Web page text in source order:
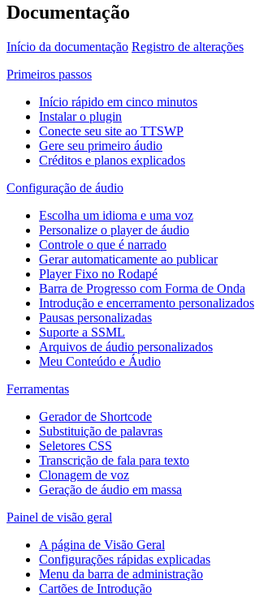
Documentação
Início da documentação Registro de alterações
Primeiros passos
Início rápido em cinco minutos
Instalar o plugin
Conecte seu site ao TTSWP
Gere seu primeiro áudio
Créditos e planos explicados
Configuração de áudio
Escolha um idioma e uma voz
Personalize o player de áudio
Controle o que é narrado
Gerar automaticamente ao publicar
Player Fixo no Rodapé
Barra de Progresso com Forma de Onda
Introdução e encerramento personalizados
Pausas personalizadas
Suporte a SSML
Arquivos de áudio personalizados
Meu Conteúdo e Áudio
Ferramentas
Gerador de Shortcode
Substituição de palavras
Seletores CSS
Transcrição de fala para texto
Clonagem de voz
Geração de áudio em massa
Painel de visão geral
A página de Visão Geral
Configurações rápidas explicadas
Menu da barra de administração
Cartões de Introdução